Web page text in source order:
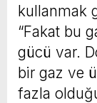
kullanmak
“Fakat bu
gücü var.
bir gaz ve
fazla